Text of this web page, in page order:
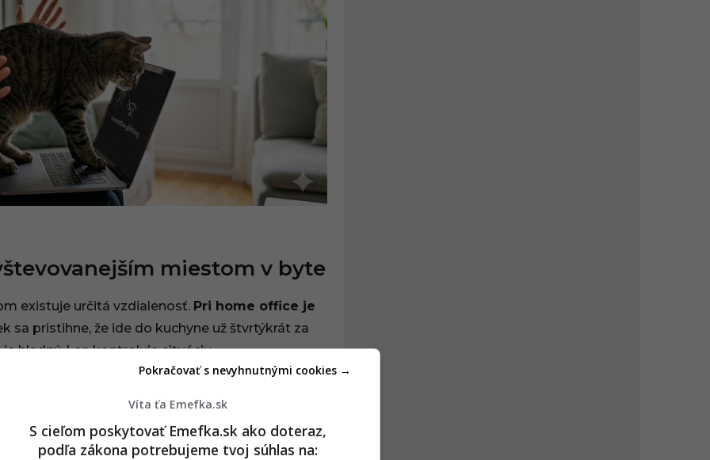
miestom v byte
existuje určitá vzdialenosť. Pri home office je
sa pristihne, že ide do kuchyne už štvrtýkrát za
hladný. Len kontroluje situáciu.
všetky dni vyzerať podozrivo podobne.
Víta ťa Emefka.sk
S cieľom poskytovať Emefka.sk ako doteraz,
podľa zákona potrebujeme tvoj súhlas na:
Pokračovať s nevyhnutnými cookies →